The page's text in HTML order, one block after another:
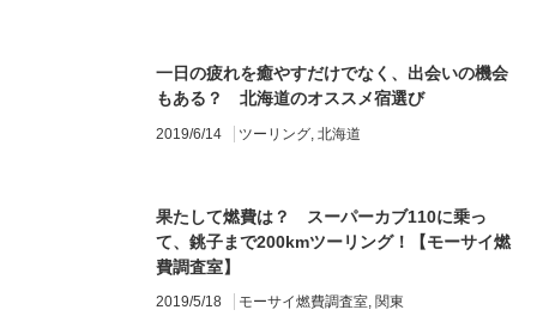
一日の疲れを癒やすだけでなく、出会いの機会
もある？ 北海道のオススメ宿選び
2019/6/14 ツーリング, 北海道
果たして燃費は？ スーパーカブ110に乗っ
て、銚子まで200kmツーリング！【モーサイ燃
費調査室】
2019/5/18 モーサイ燃費調査室, 関東